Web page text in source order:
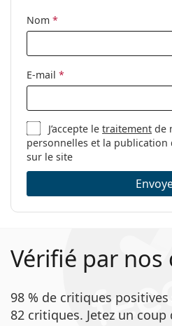
Nom *
E-mail *
J’accepte letraitement de
personnelles et la
sur le site
Vérifié par nos
98 % de critiques
82 critiques. Jetez un